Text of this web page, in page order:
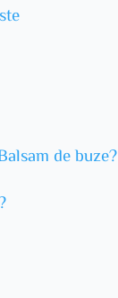
de buze?